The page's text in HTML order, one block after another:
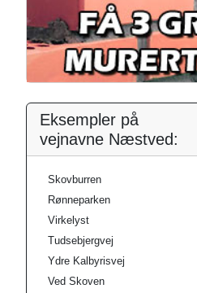
Eksempler på
vejnavne Næstved:
Skovburren
Rønneparken
Virkelyst
Tudsebjergvej
Ydre Kalbyrisvej
Ved Skoven